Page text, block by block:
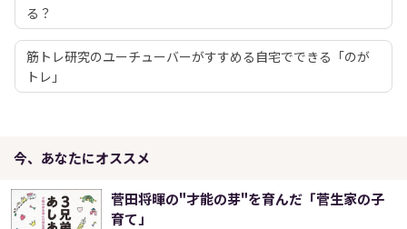
る？
筋トレ研究のユーチューバーがすすめる自宅でできる「のが
トレ」
今、あなたにオススメ
菅田将暉の"才能の芽"を育んだ「菅生家の子
育て」